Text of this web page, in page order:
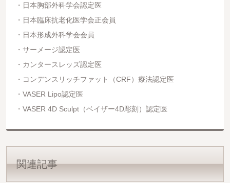
日本胸部外科学会認定医
日本臨床抗老化医学会正会員
日本形成外科学会会員
サーメージ認定医
カンタースレッズ認定医
コンデンスリッチファット（CRF）療法認定医
VASER Lipo認定医
VASER 4D Sculpt（ベイザー4D彫刻）認定医
関連記事